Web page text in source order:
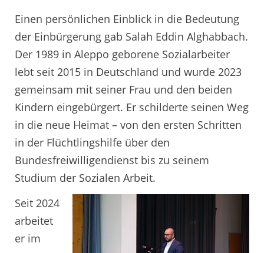
Einen persönlichen Einblick in die Bedeutung
der Einbürgerung gab Salah Eddin Alghabbach.
Der 1989 in Aleppo geborene Sozialarbeiter
lebt seit 2015 in Deutschland und wurde 2023
gemeinsam mit seiner Frau und den beiden
Kindern eingebürgert. Er schilderte seinen Weg
in die neue Heimat – von den ersten Schritten
in der Flüchtlingshilfe über den
Bundesfreiwilligendienst bis zu seinem
Studium der Sozialen Arbeit.
Seit 2024
arbeitet
er im